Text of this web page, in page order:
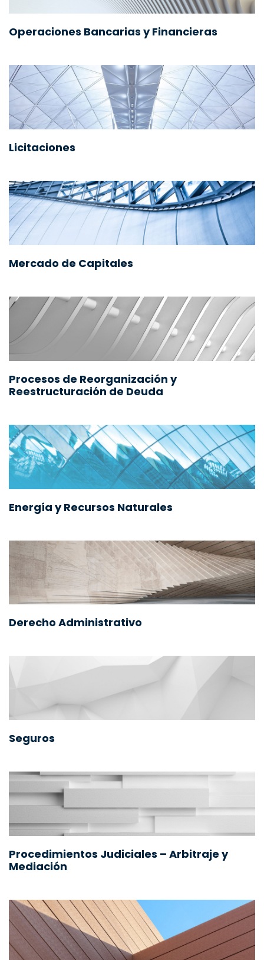
Operaciones Bancarias y Financieras
Licitaciones
Mercado de Capitales
Procesos de Reorganización y
Reestructuración de Deuda
Energía y Recursos Naturales
Derecho Administrativo
Seguros
Procedimientos Judiciales – Arbitraje y
Mediación